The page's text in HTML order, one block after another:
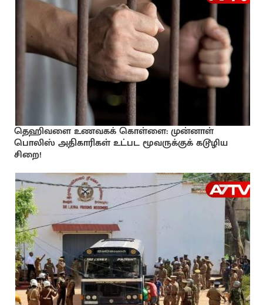
தெஹிவளை உணவகக் கொள்ளை: முன்னாள்
பொலிஸ் அதிகாரிகள் உட்பட மூவருக்குக் கடூழிய
சிறை!